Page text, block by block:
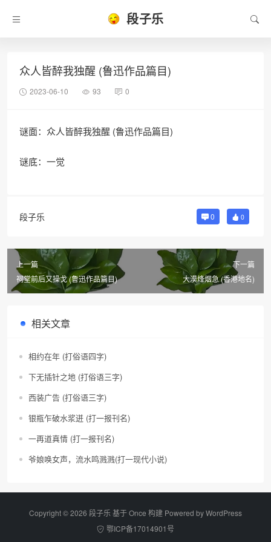
段子乐
众人皆醉我独醒 (鲁迅作品篇目)
2023-06-10 93 0
谜面：众人皆醉我独醒 (鲁迅作品篇目)
谜底：一觉
段子乐 0 0
上一篇
祠堂前后又操戈 (鲁迅作品篇目)
下一篇
大漠烽烟急 (香港地名)
相关文章
相约在年 (打俗语四字)
下无插针之地 (打俗语三字)
西装广告 (打俗语三字)
银瓶乍破水浆迸 (打一报刊名)
一再道真情 (打一报刊名)
爷娘唤女声，流水鸣溅溅(打一现代小说)
Copyright © 2026 段子乐 基于 Once 构建 Powered byWordPress
鄂ICP备17014901号